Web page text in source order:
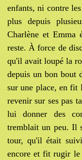
enfants, ni contre
plus depuis
Charlène et Emma
reste. À force de
qu'il avait loupé la
depuis un bon bout
sur une place, en fit
revenir sur ses pas
lui donner des
tremblait un peu. Il
tour, qu'il était
encore et fit rugir le